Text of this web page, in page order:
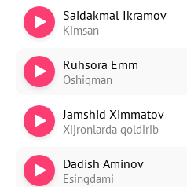
Saidakmal Ikramov
Kimsan
Ruhsora Emm
Oshiqman
Jamshid Ximmatov
Xijronlarda qoldirib
Dadish Aminov
Esingdami